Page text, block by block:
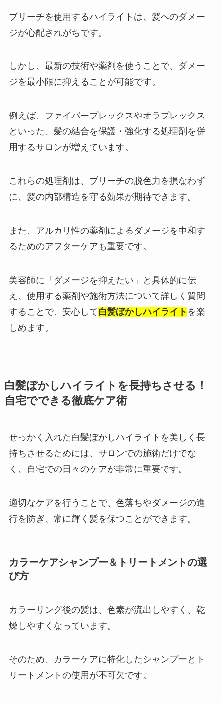
ブリーチを使用するハイライトは、髪へのダメー
ジが心配されがちです。
しかし、最新の技術や薬剤を使うことで、ダメー
ジを最小限に抑えることが可能です。
例えば、ファイバープレックスやオラプレックス
といった、髪の結合を保護・強化する処理剤を併
用するサロンが増えています。
これらの処理剤は、ブリーチの脱色力を損なわず
に、髪の内部構造を守る効果が期待できます。
また、アルカリ性の薬剤によるダメージを中和す
るためのアフターケアも重要です。
美容師に「ダメージを抑えたい」と具体的に伝
え、使用する薬剤や施術方法について詳しく質問
することで、安心して白髪ぼかしハイライト を楽
しめます。
白髪ぼかしハイライトを長持ちさせる！
自宅でできる徹底ケア術
せっかく入れた白髪ぼかしハイライトを美しく長
持ちさせるためには、サロンでの施術だけでな
く、自宅での日々のケアが非常に重要です。
適切なケアを行うことで、色落ちやダメージの進
行を防ぎ、常に輝く髪を保つことができます。
カラーケアシャンプー＆トリートメントの選
び方
カラーリング後の髪は、色素が流出しやすく、乾
燥しやすくなっています。
そのため、カラーケアに特化したシャンプーとト
リートメントの使用が不可欠です。